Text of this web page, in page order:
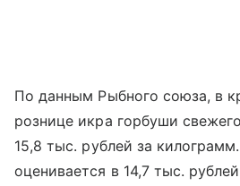
По данным Рыбного союза, в
рознице икра горбуши
15,8 тыс. рублей за
оценивается в 14,7 тыс.